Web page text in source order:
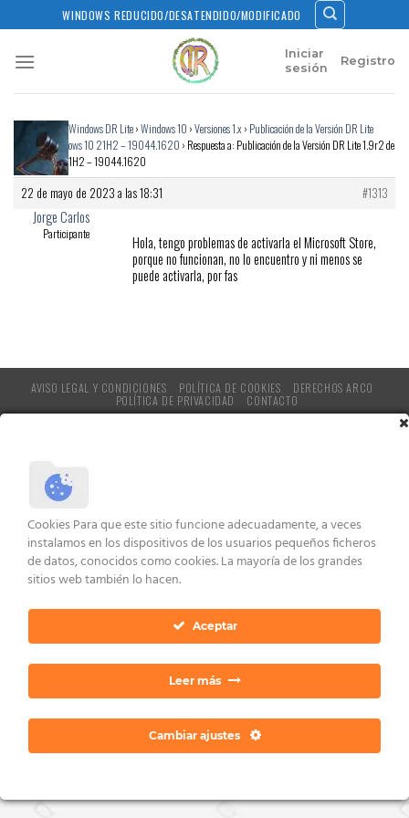
to
content
WINDOWS REDUCIDO/DESATENDIDO/MODIFICADO
Iniciar
sesión
Registro
Inicio Foros›Windows DR Lite›Windows 10 ›Versiones 1.x› Publicación de la Versión DR Lite
1.9r2 de Windows 10 21H2 – 19044.1620 › Respuesta a: Publicación de la Versión DR Lite 1.9r2 de
Windows 10 21H2 – 19044.1620
22 de mayo de 2023 a las 18:31 #1313
Jorge Carlos
Participante
Hola, tengo problemas de activarla el Microsoft Store,
porque no funcionan, no lo encuentro y ni menos se
puede activarla, por fas
AVISO LEGAL Y CONDICIONES POLÍTICA DE COOKIES DERECHOS ARCO
POLÍTICA DE PRIVACIDAD CONTACTO
Cookies Para que este sitio funcione adecuadamente, a veces
instalamos en los dispositivos de los usuarios pequeños ficheros
de datos, conocidos como cookies. La mayoría de los grandes
sitios web también lo hacen.
Aceptar
Leer más
Cambiar ajustes